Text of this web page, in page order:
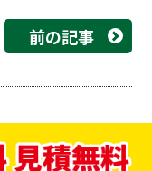
前の記事